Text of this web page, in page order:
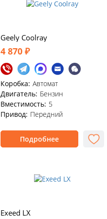
Geely Coolray
4 870 ₽
Коробка: Автомат
Двигатель: Бензин
Вместимость: 5
Привод: Передний
Подробнее
Exeed LX